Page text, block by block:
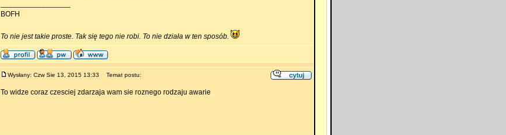
BOFH
To nie jest takie proste. Tak się tego nie robi. To nie działa w ten sposób.
Wysłany: Czw Sie 13, 2015 13:33 Temat postu:
To widze coraz czesciej zdarzaja wam sie roznego rodzaju awarie